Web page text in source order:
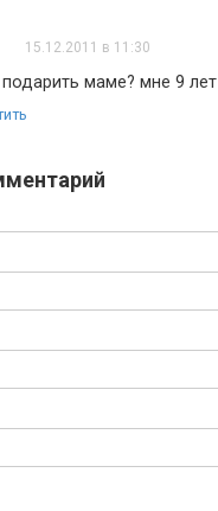
15.12.2011 в 11:30
маме? мне 9 лет